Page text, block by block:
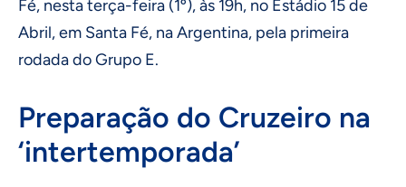
Fé, nesta terça-feira (1º), às 19h, no Estádio 15 de
Abril, em Santa Fé, na Argentina, pela primeira
rodada do Grupo E.
Preparação do Cruzeiro na
‘intertemporada’